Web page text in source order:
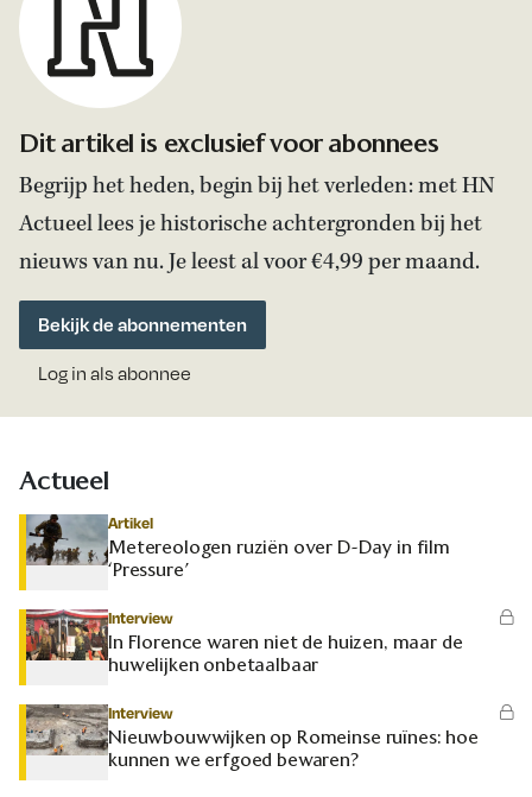
Dit artikel is exclusief voor abonnees
Begrijp het heden, begin bij het verleden: met HN
Actueel lees je historische achtergronden bij het
nieuws van nu. Je leest al voor €4,99 per maand.
Bekijk de abonnementen
Log in als abonnee
Actueel
Artikel
Metereologen ruziën over D-Day in film
‘Pressure’
Interview
In Florence waren niet de huizen, maar de
huwelijken onbetaalbaar
Interview
Nieuwbouwwijken op Romeinse ruïnes: hoe
kunnen we erfgoed bewaren?